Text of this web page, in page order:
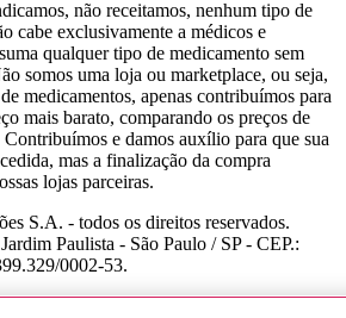
não receitamos, nenhum tipo de
cabe exclusivamente a médicos e
qualquer tipo de medicamento sem
somos uma loja ou marketplace, ou seja,
medicamentos, apenas contribuímos para
mais barato, comparando os preços de
e damos auxílio para que sua
mas a finalização da compra
lojas parceiras.
S.A. - todos os direitos reservados.
Paulista - São Paulo / SP - CEP.:
0002-53.